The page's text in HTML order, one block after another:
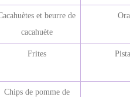
et beurre de
cacahuète
Frites
Chips de pomme de